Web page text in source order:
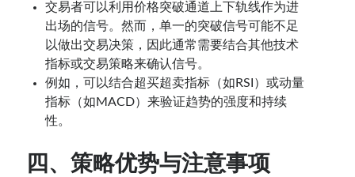
交易者可以利用价格突破通道上下轨线作为进
出场的信号。然而，单一的突破信号可能不足
以做出交易决策，因此通常需要结合其他技术
指标或交易策略来确认信号。
例如，可以结合超买超卖指标（如RSI）或动量
指标（如MACD）来验证趋势的强度和持续
性。
四、策略优势与注意事项